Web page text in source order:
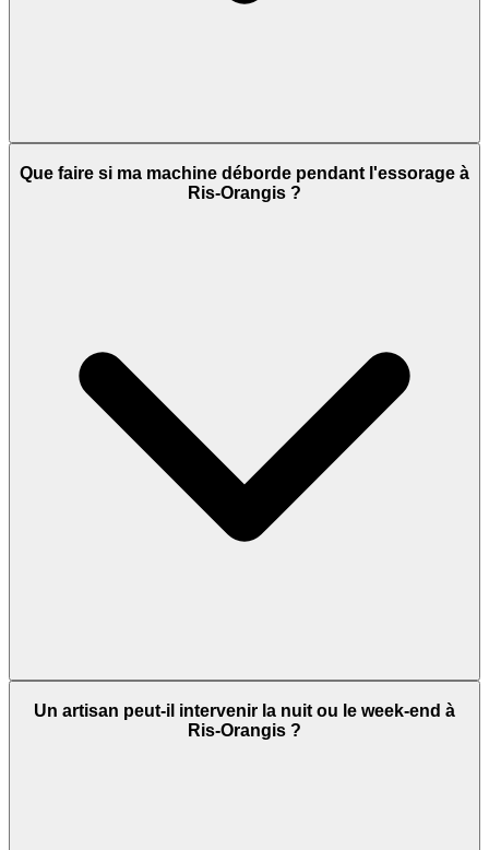
Que faire si ma machine déborde pendant l'essorage à
Ris-Orangis ?
Un artisan peut-il intervenir la nuit ou le week-end à
Ris-Orangis ?